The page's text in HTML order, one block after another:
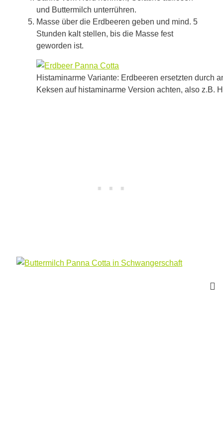
und Buttermilch unterrühren.
Masse über die Erdbeeren geben und mind. 5
Stunden kalt stellen, bis die Masse fest
geworden ist.
Histaminarme Variante: Erdbeeren ersetzten durch
Keksen auf histaminarme Version achten, also z.B.